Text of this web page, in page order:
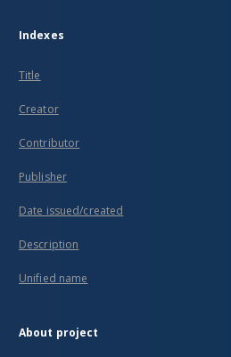
Indexes
Title
Creator
Contributor
Publisher
Date issued/created
Description
Unified name
About project